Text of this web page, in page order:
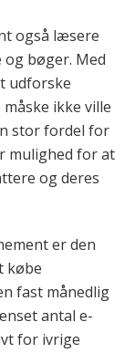
også læsere
bøger. Med
udforske
ikke ville
stor fordel for
mulighed for at
og deres
er den
købe
fast månedlig
antal e-
for ivrige